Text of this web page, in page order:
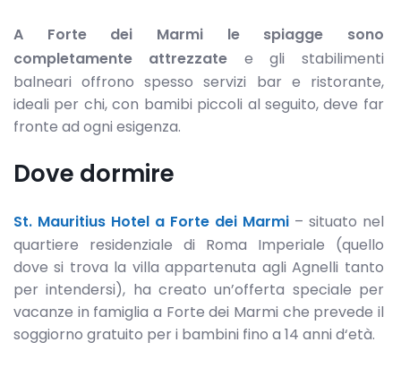
A Forte dei Marmi le spiagge sono
completamente attrezzate e gli stabilimenti
balneari offrono spesso servizi bar e ristorante,
ideali per chi, con bamibi piccoli al seguito, deve far
fronte ad ogni esigenza.
Dove dormire
St. Mauritius Hotel a Forte dei Marmi– situato nel
quartiere residenziale di Roma Imperiale (quello
dove si trova la villa appartenuta agli Agnelli tanto
per intendersi), ha creato un’offerta speciale per
vacanze in famiglia a Forte dei Marmi che prevede il
soggiorno gratuito per i bambini fino a 14 anni d‘età.